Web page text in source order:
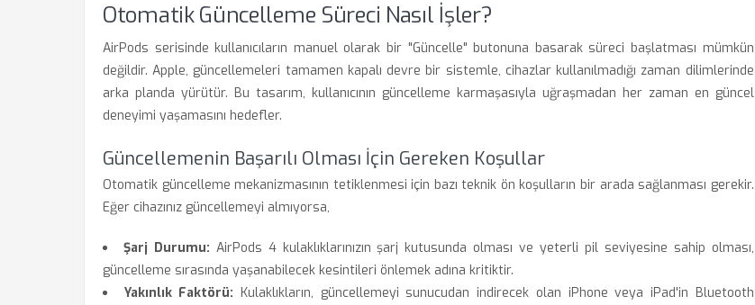
Otomatik Güncelleme Süreci Nasıl İşler?
AirPods serisinde kullanıcıların manuel olarak bir "Güncelle" butonuna basarak süreci başlatması mümkün
değildir. Apple, güncellemeleri tamamen kapalı devre bir sistemle, cihazlar kullanılmadığı zaman dilimlerinde
arka planda yürütür. Bu tasarım, kullanıcının güncelleme karmaşasıyla uğraşmadan her zaman en güncel
deneyimi yaşamasını hedefler.
Güncellemenin Başarılı Olması İçin Gereken Koşullar
Otomatik güncelleme mekanizmasının tetiklenmesi için bazı teknik ön koşulların bir arada sağlanması gerekir.
Eğer cihazınız güncellemeyi almıyorsa,
Şarj Durumu: AirPods 4 kulaklıklarınızın şarj kutusunda olması ve yeterli pil seviyesine sahip olması,
güncelleme sırasında yaşanabilecek kesintileri önlemek adına kritiktir.
Yakınlık Faktörü: Kulaklıkların, güncellemeyi sunucudan indirecek olan iPhone veya iPad'in Bluetooth